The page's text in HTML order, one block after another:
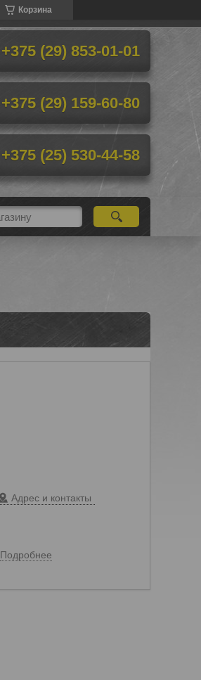
Корзина
+375 (29) 853-01-01
+375 (29) 159-60-80
+375 (25) 530-44-58
Адрес и контакты
Подробнее